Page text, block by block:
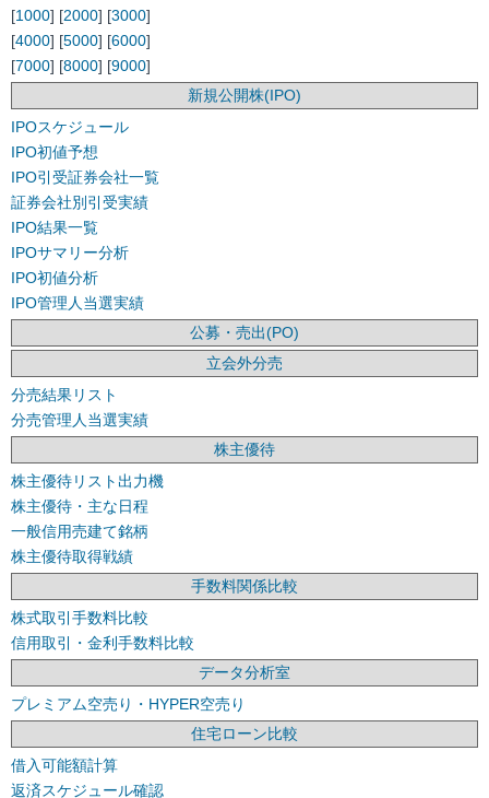
[1000] [2000] [3000]
[4000] [5000] [6000]
[7000] [8000] [9000]
新規公開株(IPO)
IPOスケジュール
IPO初値予想
IPO引受証券会社一覧
証券会社別引受実績
IPO結果一覧
IPOサマリー分析
IPO初値分析
IPO管理人当選実績
公募・売出(PO)
立会外分売
分売結果リスト
分売管理人当選実績
株主優待
株主優待リスト出力機
株主優待・主な日程
一般信用売建て銘柄
株主優待取得戦績
手数料関係比較
株式取引手数料比較
信用取引・金利手数料比較
データ分析室
プレミアム空売り・HYPER空売り
住宅ローン比較
借入可能額計算
返済スケジュール確認